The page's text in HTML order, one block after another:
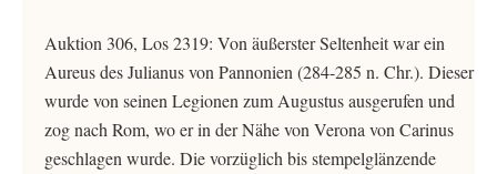
Auktion 306, Los 2319: Von äußerster Seltenheit war ein
Aureus des Julianus von Pannonien (284-285 n. Chr.). Dieser
wurde von seinen Legionen zum Augustus ausgerufen und
zog nach Rom, wo er in der Nähe von Verona von Carinus
geschlagen wurde. Die vorzüglich bis stempelglänzende